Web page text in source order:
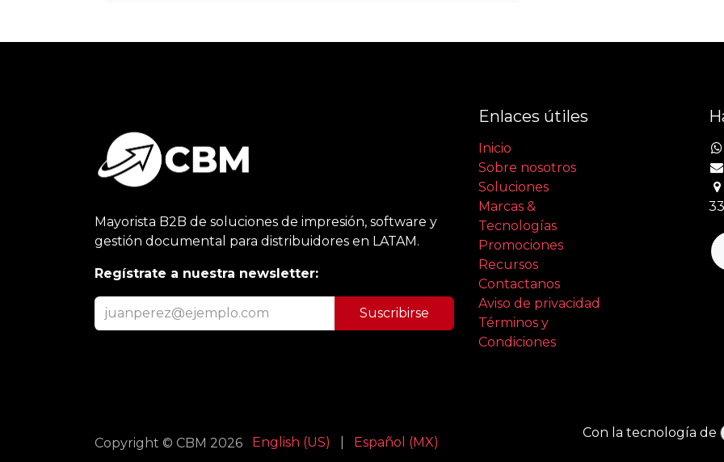
Mayorista B2B de soluciones de impresión, software y
gestión documental para distribuidores en LATAM.
Regístrate a nuestra newsletter:
Suscribirse
Enlaces útiles
Inicio
Sobre nosotros
Soluciones
Marcas &
Tecnologías
Promociones
Recursos
Contactanos
Aviso de privacidad
Términos y
Condiciones
Copyright © CBM 2026 English (US) Español (MX)
Con la tecnología de